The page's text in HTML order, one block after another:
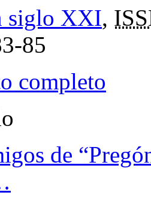
siglo XXI,
85
completo
de